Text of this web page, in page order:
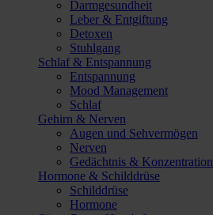
Darmgesundheit
Leber & Entgiftung
Detoxen
Stuhlgang
Schlaf & Entspannung
Entspannung
Mood Management
Schlaf
Gehirn & Nerven
Augen und Sehvermögen
Nerven
Gedächtnis & Konzentration
Hormone & Schilddrüse
Schilddrüse
Hormone